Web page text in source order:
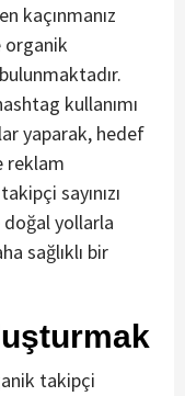
kaçınmanız
organik
kullanımı
yaparak, hedef
reklam
sayınızı
yollarla
sağlıklı bir
takipçi